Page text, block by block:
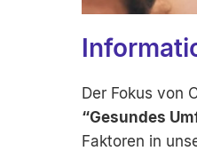
Der Fokus von
“Gesundes
Faktoren in